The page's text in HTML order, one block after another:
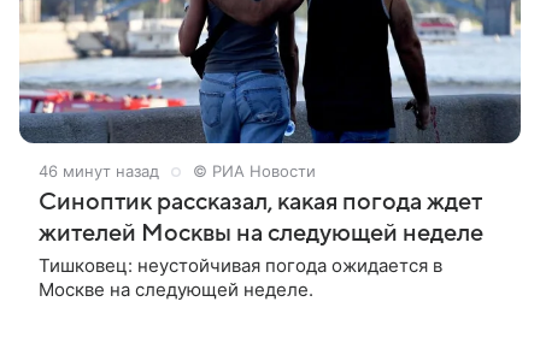
46 минут назад © РИА Новости
Синоптик рассказал, какая погода ждет
жителей Москвы на следующей неделе
Тишковец: неустойчивая погода ожидается в
Москве на следующей неделе.